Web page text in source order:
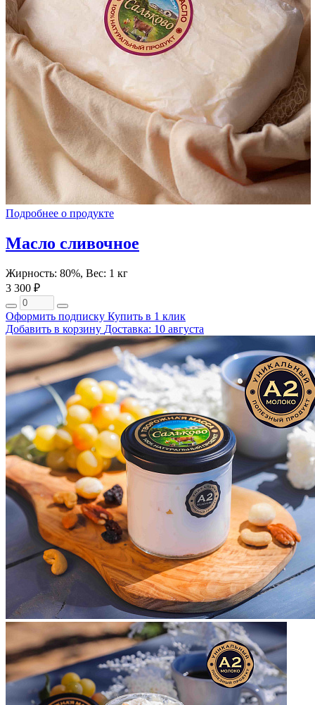
Подробнее о продукте
Масло сливочное
Жирность: 80%, Вес: 1 кг
3 300 ₽
Оформить подписку Купить в 1 клик
Добавить в корзину Доставка: 10 августа